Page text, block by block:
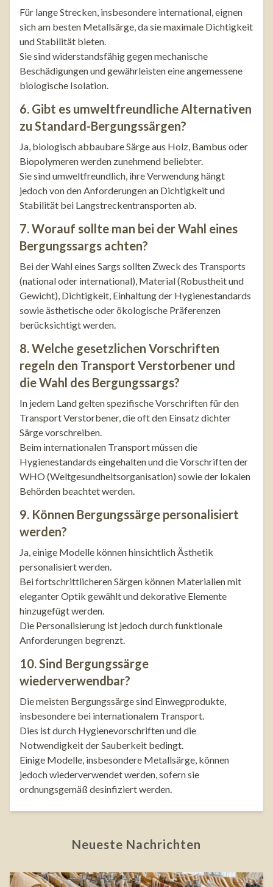
Für lange Strecken, insbesondere international, eignen
sich am besten Metallsärge, da sie maximale Dichtigkeit
und Stabilität bieten.
Sie sind widerstandsfähig gegen mechanische
Beschädigungen und gewährleisten eine angemessene
biologische Isolation.
6. Gibt es umweltfreundliche Alternativen
zu Standard-Bergungssärgen?
Ja, biologisch abbaubare Särge aus Holz, Bambus oder
Biopolymeren werden zunehmend beliebter.
Sie sind umweltfreundlich, ihre Verwendung hängt
jedoch von den Anforderungen an Dichtigkeit und
Stabilität bei Langstreckentransporten ab.
7. Worauf sollte man bei der Wahl eines
Bergungssargs achten?
Bei der Wahl eines Sargs sollten Zweck des Transports
(national oder international), Material (Robustheit und
Gewicht), Dichtigkeit, Einhaltung der Hygienestandards
sowie ästhetische oder ökologische Präferenzen
berücksichtigt werden.
8. Welche gesetzlichen Vorschriften
regeln den Transport Verstorbener und
die Wahl des Bergungssargs?
In jedem Land gelten spezifische Vorschriften für den
Transport Verstorbener, die oft den Einsatz dichter
Särge vorschreiben.
Beim internationalen Transport müssen die
Hygienestandards eingehalten und die Vorschriften der
WHO (Weltgesundheitsorganisation) sowie der lokalen
Behörden beachtet werden.
9. Können Bergungssärge personalisiert
werden?
Ja, einige Modelle können hinsichtlich Ästhetik
personalisiert werden.
Bei fortschrittlicheren Särgen können Materialien mit
eleganter Optik gewählt und dekorative Elemente
hinzugefügt werden.
Die Personalisierung ist jedoch durch funktionale
Anforderungen begrenzt.
10. Sind Bergungssärge
wiederverwendbar?
Die meisten Bergungssärge sind Einwegprodukte,
insbesondere bei internationalem Transport.
Dies ist durch Hygienevorschriften und die
Notwendigkeit der Sauberkeit bedingt.
Einige Modelle, insbesondere Metallsärge, können
jedoch wiederverwendet werden, sofern sie
ordnungsgemäß desinfiziert werden.
Neueste Nachrichten